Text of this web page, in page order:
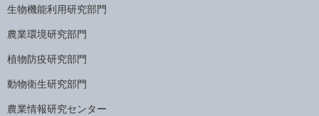
生物機能利用研究部門
農業環境研究部門
植物防疫研究部門
動物衛生研究部門
農業情報研究センター